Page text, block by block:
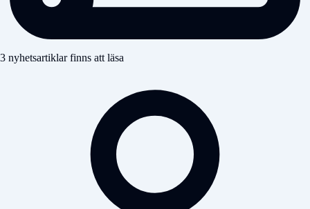
3 nyhetsartiklar finns att läsa